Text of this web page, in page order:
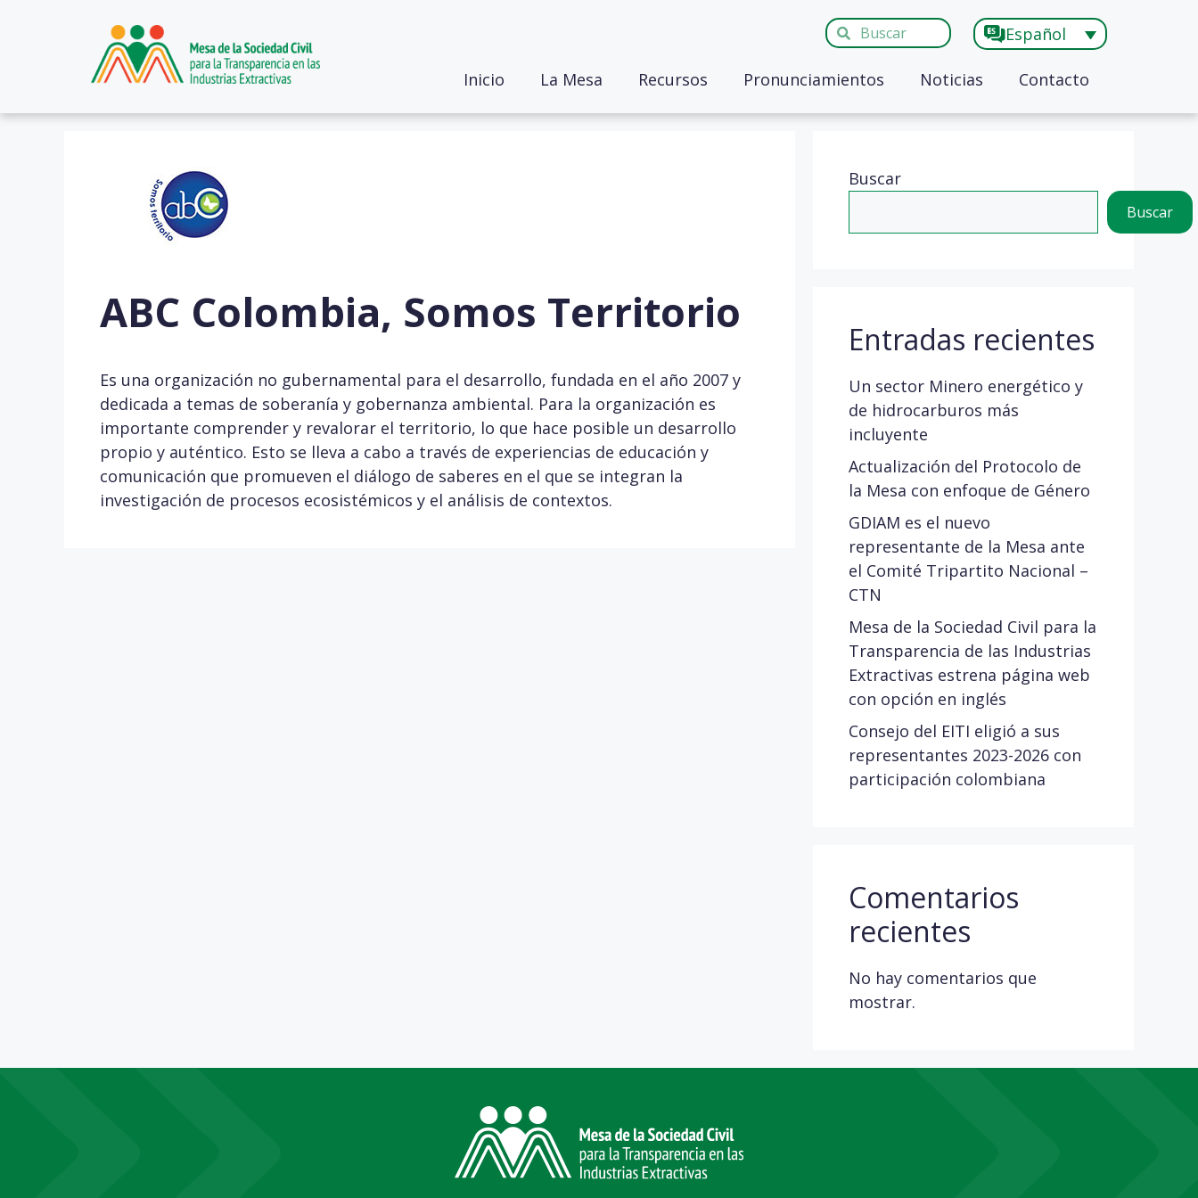
Español
Inicio La Mesa Recursos Pronunciamientos Noticias Contacto
ABC Colombia, Somos Territorio
Es una organización no gubernamental para el desarrollo, fundada en el año 2007 y
dedicada a temas de soberanía y gobernanza ambiental. Para la organización es
importante comprender y revalorar el territorio, lo que hace posible un desarrollo
propio y auténtico. Esto se lleva a cabo a través de experiencias de educación y
comunicación que promueven el diálogo de saberes en el que se integran la
investigación de procesos ecosistémicos y el análisis de contextos.
Buscar
Buscar
Entradas recientes
Un sector Minero energético y
de hidrocarburos más
incluyente
Actualización del Protocolo de
la Mesa con enfoque de Género
GDIAM es el nuevo
representante de la Mesa ante
el Comité Tripartito Nacional –
CTN
Mesa de la Sociedad Civil para la
Transparencia de las Industrias
Extractivas estrena página web
con opción en inglés
Consejo del EITI eligió a sus
representantes 2023-2026 con
participación colombiana
Comentarios
recientes
No hay comentarios que
mostrar.